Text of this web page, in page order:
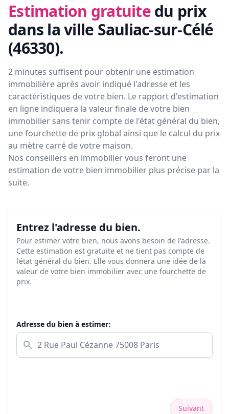
Estimation gratuite du prix
dans la ville Sauliac-sur-Célé
(46330).
2 minutes suffisent pour obtenir une estimation
immobilière après avoir indiqué l'adresse et les
caractéristiques de votre bien. Le rapport d'estimation
en ligne indiquera la valeur finale de votre bien
immobilier sans tenir compte de l'état général du bien,
une fourchette de prix global ainsi que le calcul du prix
au mètre carré de votre maison.
Nos conseillers en immobilier vous feront une
estimation de votre bien immobilier plus précise par la
suite.
Entrez l'adresse du bien.
Pour estimer votre bien, nous avons besoin de l'adresse.
Cette estimation est gratuite et ne tient pas compte de
l’état général du bien. Elle vous donnera une idée de la
valeur de votre bien immobilier avec une fourchette de
prix.
Adresse du bien à estimer:
Suivant